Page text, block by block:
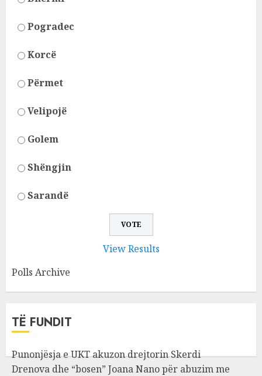
Pogradec
Korcë
Përmet
Velipojë
Golem
Shëngjin
Sarandë
View Results
Polls Archive
TË FUNDIT
Punonjësja e UKT akuzon drejtorin Skerdi
Drenova dhe “bosen” Joana Nano për abuzim me